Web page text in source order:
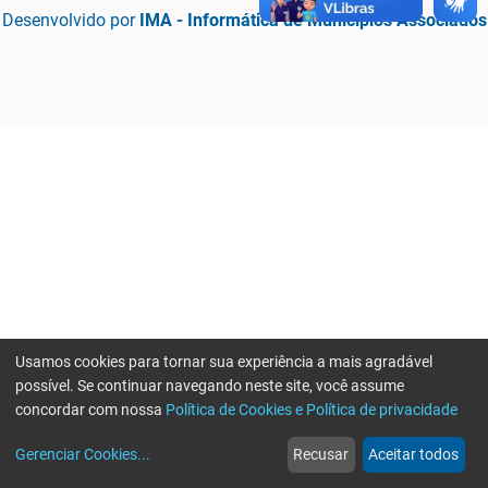
Desenvolvido por IMA - Informática de Municípios Associados
web
Notícias
more_horiz
Mais
Usamos cookies para tornar sua experiência a mais agradável
possível. Se continuar navegando neste site, você assume
concordar com nossa Política de Cookies e Política de privacidade
Gerenciar Cookies... Recusar Aceitar todos
Erro ao enviar informações, por favor tente novamente